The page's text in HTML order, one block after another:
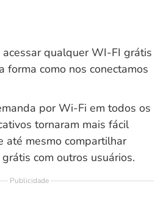
qualquer WI-FI grátis
forma como nos conectamos
por Wi-Fi em todos os
tornaram mais fácil
até mesmo compartilhar
com outros usuários.
Publicidade